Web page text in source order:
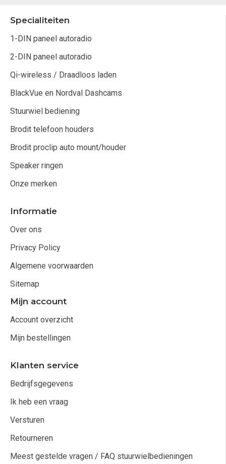
Specialiteiten
1-DIN paneel autoradio
2-DIN paneel autoradio
Qi-wireless / Draadloos laden
BlackVue en Nordval Dashcams
Stuurwiel bediening
Brodit telefoon houders
Brodit proclip auto mount/houder
Speaker ringen
Onze merken
Informatie
Over ons
Privacy Policy
Algemene voorwaarden
Sitemap
Mijn account
Account overzicht
Mijn bestellingen
Klanten service
Bedrijfsgegevens
Ik heb een vraag
Versturen
Retourneren
Meest gestelde vragen / FAQ stuurwielbedieningen